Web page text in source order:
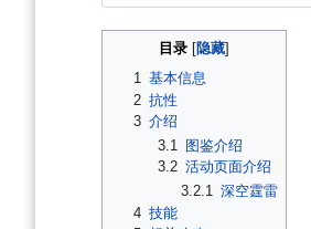
目录
1 基本信息
2 抗性
3 介绍
3.1
图鉴介绍
3.2 活动页面介绍
3.2.1 深空霆雷
4 技能